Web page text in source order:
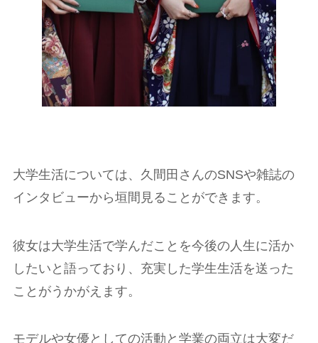
大学生活については、久間田さんのSNSや雑誌の
インタビューから垣間見ることができます。
彼女は大学生活で学んだことを今後の人生に活か
したいと語っており、充実した学生生活を送った
ことがうかがえます。
モデルや女優としての活動と学業の両立は大変だ